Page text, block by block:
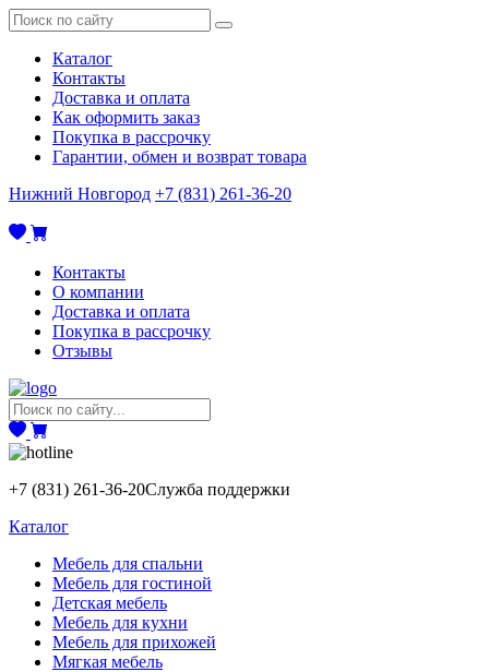
Каталог
Контакты
Доставка и оплата
Как оформить заказ
Покупка в рассрочку
Гарантии, обмен и возврат товара
Нижний Новгород +7 (831) 261-36-20
Контакты
О компании
Доставка и оплата
Покупка в рассрочку
Отзывы
+7 (831) 261-36-20Служба поддержки
Каталог
Мебель для спальни
Мебель для гостиной
Детская мебель
Мебель для кухни
Мебель для прихожей
Мягкая мебель